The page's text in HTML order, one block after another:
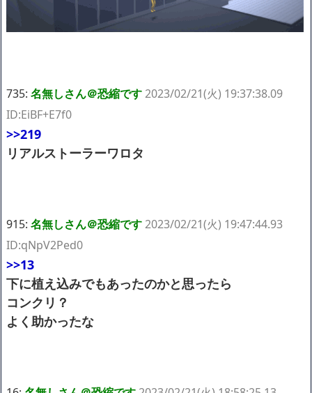
735: 名無しさん＠恐縮です2023/02/21(火) 19:37:38.09
ID:EiBF+E7f0
>>219
リアルストーラーワロタ
915: 名無しさん＠恐縮です2023/02/21(火) 19:47:44.93
ID:qNpV2Ped0
>>13
下に植え込みでもあったのかと思ったら
コンクリ？
よく助かったな